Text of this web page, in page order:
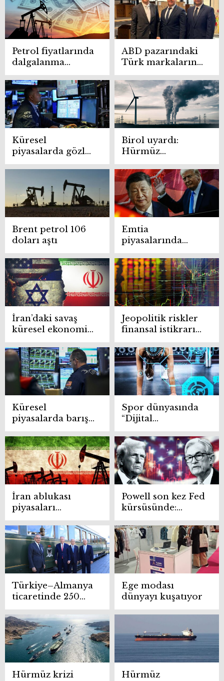
Petrol fiyatlarında
dalgalanma
sürüyor
ABD pazarındaki
Türk markalarına
diplomatik destek
Küresel
piyasalarda gözler
ABD büyüme
Birol uyardı:
Hürmüz
açılmadan enerji
krizi bitmez
Brent petrol 106
doları aştı
Emtia
piyasalarında
gözler ABD-Çin
görüşmelerine
çevrildi
İran’daki savaş
küresel ekonomiyi
sarsarken dev
şirketlerin kârı
katlandı
Jeopolitik riskler
finansal istikrarı
tehdit ediyor
Küresel
piyasalarda barış
iyimserliği
sürüyor
Spor dünyasında
“Dijital
antrenman”
devrimi
İran ablukası
piyasaları
sarsıyor: Petrol
120 doları aştı!
Powell son kez Fed
kürsüsünde:
Gözler faiz
kararından çok
mesajlarda
Türkiye–Almanya
ticaretinde 250
milyar euro
hedefi
Ege modası
dünyayı kuşatıyor
Hürmüz krizi
Hürmüz